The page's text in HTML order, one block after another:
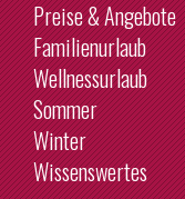
Preise & Angebote
Familienurlaub
Wellnessurlaub
Sommer
Winter
Wissenswertes